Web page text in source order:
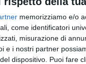
memorizziamo e/o
come identificatori
misurazione di
e i nostri partner
dispositivo. Puoi fare
condiviso.
l'ennesima,
serio in un
di propaganda.
dopo anni di